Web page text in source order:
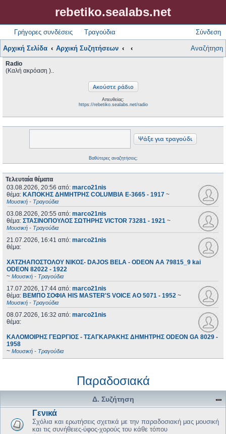
rebetiko.sealabs.net
Γρήγορες συνδέσεις Τραγούδια Σύνδεση
Αρχική Σελίδα Αρχική Συζητήσεων Αναζήτηση
Radio
(Καλή ακρόαση )..
Απευθείας:
https://rebetiko.sealabs.net/radio
Βαθύτερες αναζητήσεις;
Τελευταία θέματα
03.08.2026, 20:56 από: marco21nis
θέμα: ΚΑΠΟΚΗΣ ΔΗΜΗΤΡΗΣ COLUMBIA E-3665 - 1917 ~
Μουσική - Τραγούδια
03.08.2026, 20:55 από: marco21nis
θέμα: ΣΤΑΣΙΝΟΠΟΥΛΟΣ ΣΩΤΗΡΗΣ VICTOR 73281 - 1921 ~
Μουσική - Τραγούδια
21.07.2026, 16:41 από: marco21nis
θέμα:
ΧΑΤΖΗΑΠΟΣΤΟΛΟΥ ΝΙΚΟΣ- DAJOS BELA - ODEON AA 79815_9 kai
ODEON 82022 - 1922
~ Μουσική - Τραγούδια
17.07.2026, 17:44 από: marco21nis
θέμα: ΒΕΜΠΟ ΣΟΦΙΑ HIS MASTER'S VOICE AO 5071 - 1952 ~
Μουσική - Τραγούδια
08.07.2026, 16:32 από: marco21nis
θέμα:
ΚΑΛΟΜΟΙΡΗΣ ΓΕΩΡΓΙΟΣ - ΤΣΑΓΚΑΡΑΚΗΣ ΔΗΜΗΤΡΗΣ ODEON GA 8029 -
1958
~ Μουσική - Τραγούδια
Παραδοσιακά
Δ. Συζήτηση
Γενικά
Σχόλια και ερωτήσεις σχετικά με την παραδοσιακή μας μουσική
και τις συνήθειες-ύφος-χορούς του κάθε τόπου